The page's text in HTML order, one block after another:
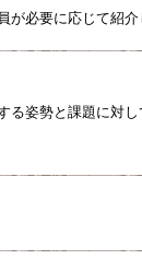
が必要に応じて紹介
る姿勢と課題に対し